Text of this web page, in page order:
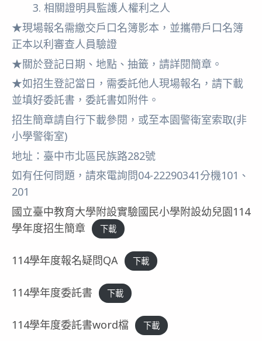
3. 相關證明具監護人權利之人
★現場報名需繳交戶口名簿影本，並攜帶戶口名簿
正本以利審查人員驗證
★關於登記日期、地點、抽籤，請詳閱簡章。
★如招生登記當日，需委託他人現場報名，請下載
並填好委託書，委託書如附件。
招生簡章請自行下載參閱，或至本園警衛室索取(非
小學警衛室)
地址：臺中市北區民族路282號
如有任何問題，請來電詢問04-22290341分機101、
201
國立臺中教育大學附設實驗國民小學附設幼兒園114
學年度招生簡章
下載
114學年度報名疑問QA 下載
114學年度委託書 下載
114學年度委託書word檔 下載